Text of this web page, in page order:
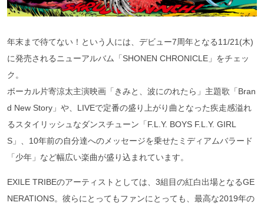
年末まで待てない！という人には、デビュー7周年となる11/21(木)
に発売されるニューアルバム「SHONEN CHRONICLE」をチェッ
ク。
ボーカル片寄涼太主演映画「きみと、波にのれたら」主題歌「Bran
d New Story」や、LIVEで定番の盛り上がり曲となった疾走感溢れ
るスタイリッシュなダンスチューン「F.L.Y. BOYS F.L.Y. GIRL
S」、10年前の自分達へのメッセージを乗せたミディアムバラード
「少年」など幅広い楽曲が盛り込まれています。
EXILE TRIBEのアーティストとしては、3組目の紅白出場となるGE
NERATIONS。彼らにとってもファンにとっても、最高な2019年の